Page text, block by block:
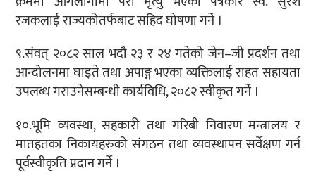
रजकलाई राज्यकोतर्फबाट सहिद घोषणा गर्ने ।
९.संवत् २०८२ साल भदौ २३ र २४ गतेको जेन–जी प्रदर्शन तथा
आन्दोलनमा घाइते तथा अपाङ्ग भएका व्यक्तिलाई राहत सहायता
उपलब्ध गराउनेसम्बन्धी कार्यविधि, २०८२ स्वीकृत गर्ने ।
१०.भूमि व्यवस्था, सहकारी तथा गरिबी निवारण मन्त्रालय र
मातहतका निकायहरुको संगठन तथा व्यवस्थापन सर्वेक्षण गर्न
पूर्वस्वीकृति प्रदान गर्ने ।